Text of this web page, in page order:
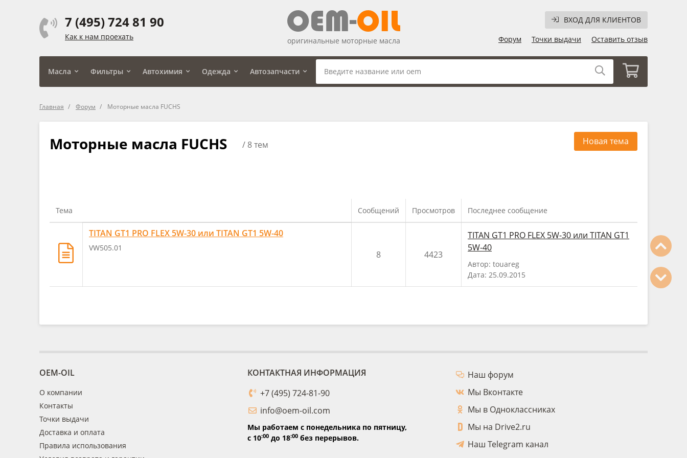
7 (495) 724 81 90
Как к нам проехать
ВХОД ДЛЯ КЛИЕНТОВ
Форум
Точки выдачи Оставить отзыв
оригинальные моторные масла
Масла Фильтры Автохимия Одежда Автозапчасти
Главная Форум Моторные масла FUCHS
Моторные масла FUCHS / 8 тем Новая тема
Тема Сообщений Просмотров Последнее сообщение
TITAN GT1 PRO FLEX 5W-30 или TITAN GT1 5W-40
VW505.01
8 4423
TITAN GT1 PRO FLEX 5W-30 или TITAN GT1
5W-40
Автор: touareg
Дата: 25.09.2015
OEM-OIL
О компании
Контакты
Точки выдачи
Доставка и оплата
Правила использования
КОНТАКТНАЯ ИНФОРМАЦИЯ
+7 (495) 724-81-90
info@oem-oil.com
Мы работаем с понедельника по пятницу,
с 10:00до 18:00без перерывов.
Наш форум
Мы Вконтакте
Мы в Одноклассниках
Мы на Drive2.ru
Наш Telegram канал